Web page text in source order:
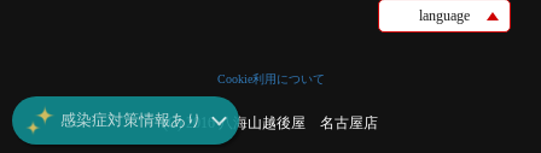
感染症対策情報あり
language
Cookie利用について
(C) 2016 八海山越後屋 名古屋店